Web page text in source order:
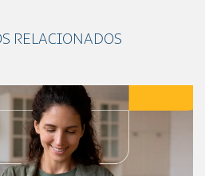
RELACIONADOS